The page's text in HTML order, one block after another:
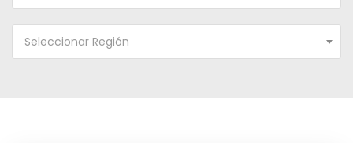
Seleccionar Región